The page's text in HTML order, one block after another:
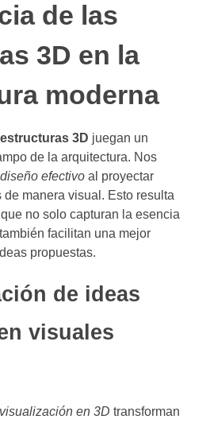
de las
3D en la
moderna
estructuras 3D juegan un
de la arquitectura. Nos
diseño efectivo al proyectar
manera visual. Esto resulta
no solo capturan la esencia
facilitan una mejor
propuestas.
de ideas
visuales
visualización en 3D transforman